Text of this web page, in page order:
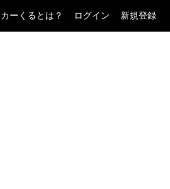
カーくるとは？ ログイン 新規登録